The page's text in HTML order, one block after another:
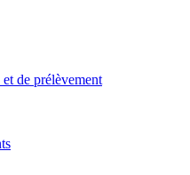
de prélèvement